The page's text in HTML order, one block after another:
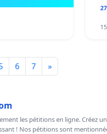
6 7 »
les pétitions en ligne. Créez
! Nos pétitions sont